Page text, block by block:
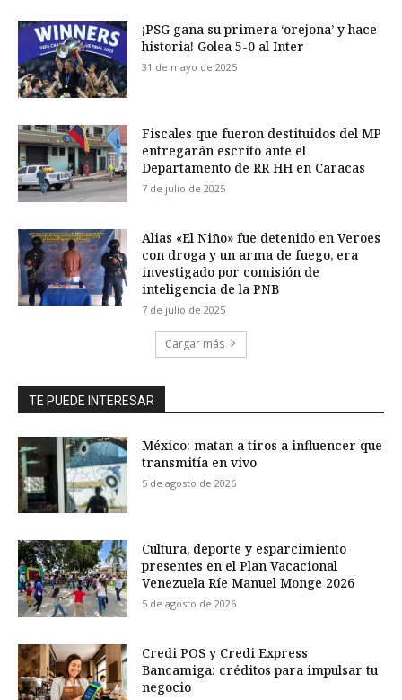
¡PSG gana su primera ‘orejona’ y hace
historia! Golea 5-0 al Inter
31 de mayo de 2025
Fiscales que fueron destituidos del MP
entregarán escrito ante el
Departamento de RR HH en Caracas
7 de julio de 2025
Alias «El Niño» fue detenido en Veroes
con droga y un arma de fuego, era
investigado por comisión de
inteligencia de la PNB
7 de julio de 2025
Cargar más
TE PUEDE INTERESAR
México: matan a tiros a influencer que
transmitía en vivo
5 de agosto de 2026
Cultura, deporte y esparcimiento
presentes en el Plan Vacacional
Venezuela Ríe Manuel Monge 2026
5 de agosto de 2026
Credi POS y Credi Express
Bancamiga: créditos para impulsar tu
negocio